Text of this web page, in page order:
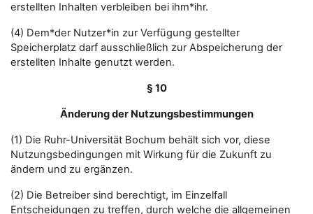
erstellten Inhalten verbleiben bei ihm*ihr.
(4) Dem*der Nutzer*in zur Verfügung gestellter
Speicherplatz darf ausschließlich zur Abspeicherung der
erstellten Inhalte genutzt werden.
§ 10
Änderung der Nutzungsbestimmungen
(1) Die Ruhr-Universität Bochum behält sich vor, diese
Nutzungsbedingungen mit Wirkung für die Zukunft zu
ändern und zu ergänzen.
(2) Die Betreiber sind berechtigt, im Einzelfall
Entscheidungen zu treffen, durch welche die allgemeinen